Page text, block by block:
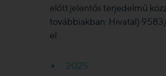
előtt jelentős terjedelmű
továbbiakban: Hivatal)
el:
2025